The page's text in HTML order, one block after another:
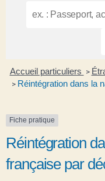
Accueil particuliers >
> Réintégration dans la
Fiche pratique
Réintégration
française par